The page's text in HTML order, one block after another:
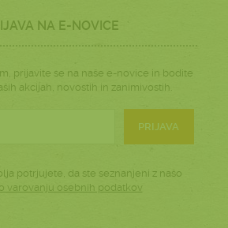
NA E-NOVICE
prijavite se na naše e-novice in bodite
akcijah, novostih in zanimivostih.
PRIJAVA
potrjujete, da ste seznanjeni z našo
varovanju osebnih podatkov